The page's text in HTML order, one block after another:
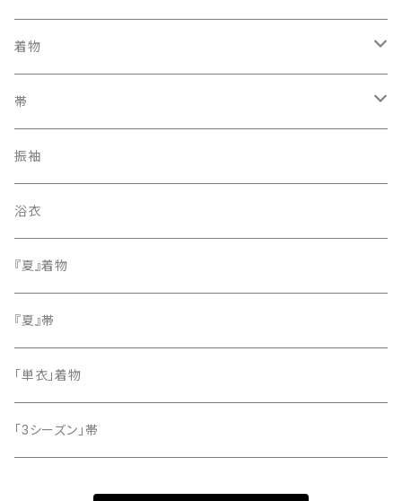
着物
訪問着・付下げ
紬
色無地
小紋
留袖
帯
袋帯
名古屋帯
振袖
浴衣
『夏』着物
『夏』帯
「単衣」着物
「3シーズン」帯